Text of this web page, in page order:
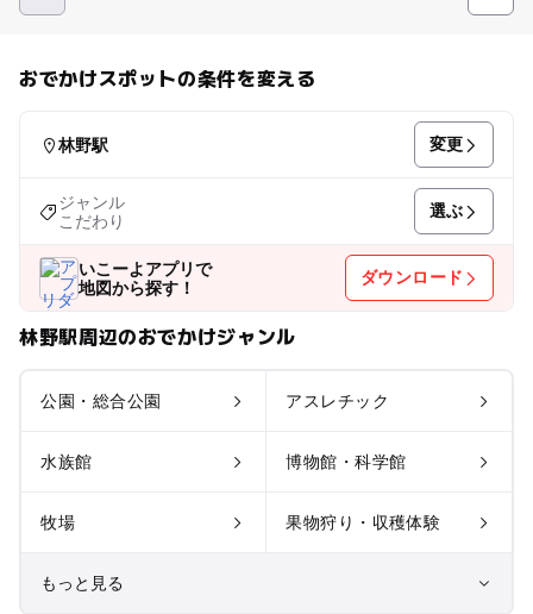
おでかけスポットの条件を変える
林野駅 変更
ジャンル
こだわり
選ぶ
いこーよアプリで
地図から探す！
ダウンロード
林野駅周辺のおでかけジャンル
公園・総合公園 アスレチック
水族館 博物館・科学館
牧場 果物狩り・収穫体験
もっと見る